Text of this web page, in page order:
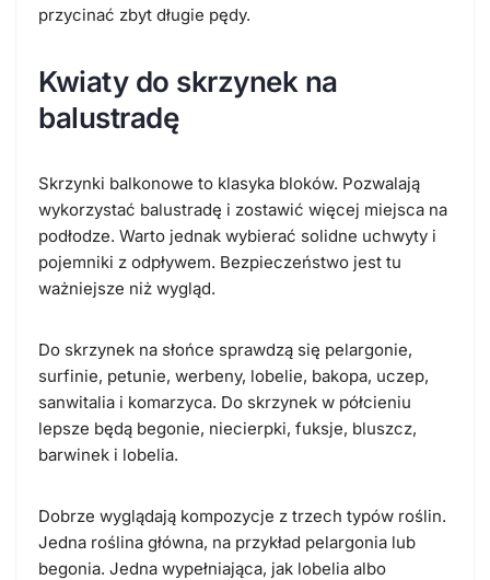
przycinać zbyt długie pędy.
Kwiaty do skrzynek na
balustradę
Skrzynki balkonowe to klasyka bloków. Pozwalają
wykorzystać balustradę i zostawić więcej miejsca na
podłodze. Warto jednak wybierać solidne uchwyty i
pojemniki z odpływem. Bezpieczeństwo jest tu
ważniejsze niż wygląd.
Do skrzynek na słońce sprawdzą się pelargonie,
surfinie, petunie, werbeny, lobelie, bakopa, uczep,
sanwitalia i komarzyca. Do skrzynek w półcieniu
lepsze będą begonie, niecierpki, fuksje, bluszcz,
barwinek i lobelia.
Dobrze wyglądają kompozycje z trzech typów roślin.
Jedna roślina główna, na przykład pelargonia lub
begonia. Jedna wypełniająca, jak lobelia albo